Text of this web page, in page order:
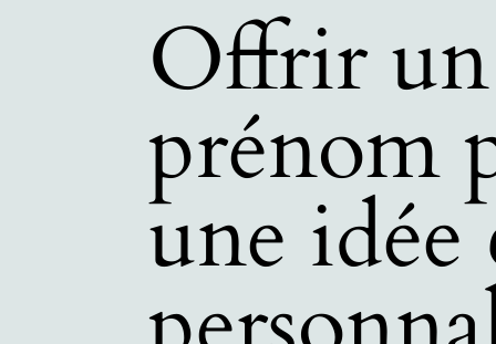
Offrir
prénom
une idée